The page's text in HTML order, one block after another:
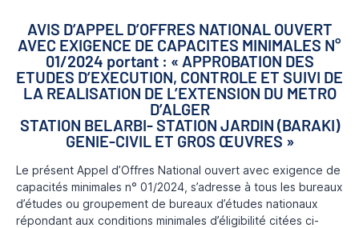
AVIS D’APPEL D’OFFRES NATIONAL OUVERT
AVEC EXIGENCE DE CAPACITES MINIMALES N°
01/2024 portant : « APPROBATION DES
ETUDES D’EXECUTION, CONTROLE ET SUIVI DE
LA REALISATION DE L’EXTENSION DU METRO
D’ALGER
STATION BELARBI- STATION JARDIN (BARAKI)
GENIE-CIVIL ET GROS ŒUVRES »
Le présent Appel d’Offres National ouvert avec exigence de
capacités minimales n° 01/2024, s’adresse à tous les bureaux
d’études ou groupement de bureaux d’études nationaux
répondant aux conditions minimales d’éligibilité citées ci-